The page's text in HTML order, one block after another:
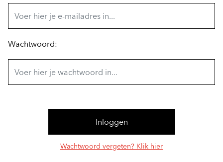
Wachtwoord:
Wachtwoord vergeten? Klik hier